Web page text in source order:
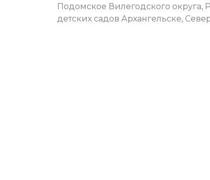
Подомское Вилегодского
детских садов Архангельске,